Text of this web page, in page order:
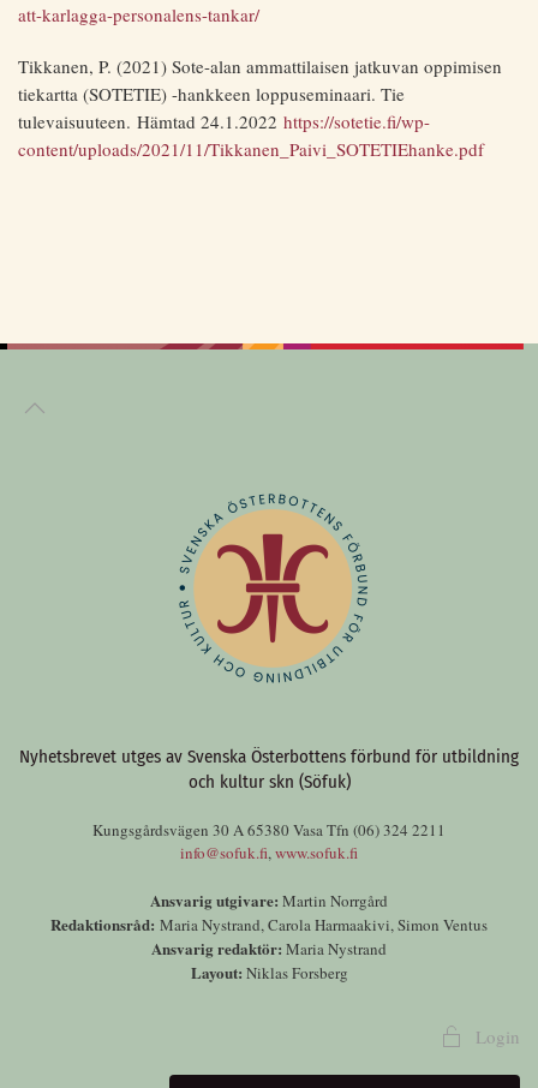
att-karlagga-personalens-tankar/
Tikkanen, P. (2021) Sote-alan ammattilaisen jatkuvan oppimisen
tiekartta (SOTETIE) -hankkeen loppuseminaari. Tie
tulevaisuuteen. Hämtad 24.1.2022 https://sotetie.fi/wp-
content/uploads/2021/11/Tikkanen_Paivi_SOTETIEhanke.pdf
Nyhetsbrevet utges av Svenska Österbottens förbund för utbildning
och kultur skn (Söfuk)
Kungsgårdsvägen 30 A 65380 Vasa Tfn (06) 324 2211
info@sofuk.fi, www.sofuk.fi
Ansvarig utgivare: Martin Norrgård
Redaktionsråd: Maria Nystrand, Carola Harmaakivi, Simon Ventus
Ansvarig redaktör: Maria Nystrand
Layout: Niklas Forsberg
Login